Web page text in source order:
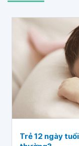
Trẻ 12 ngày